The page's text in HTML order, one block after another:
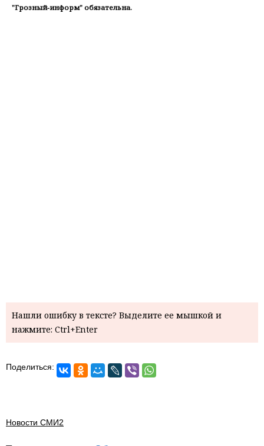
"Грозный-информ" обязательна.
Нашли ошибку в тексте? Выделите ее мышкой и
нажмите: Ctrl+Enter
Поделиться:
Новости СМИ2